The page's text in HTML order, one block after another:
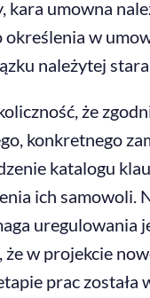
umowna
w
należytej
że
konkretnego
katalogu
ich
uregulowania
w projekcie
prac